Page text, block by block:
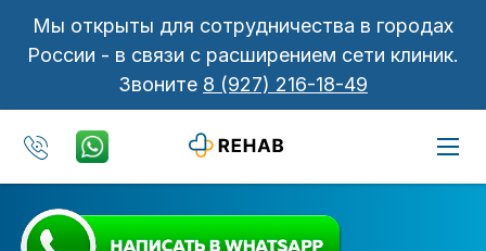
Мы открыты для сотрудничества в городах
России - в связи с расширением сети клиник.
Звоните 8 (927) 216-18-49